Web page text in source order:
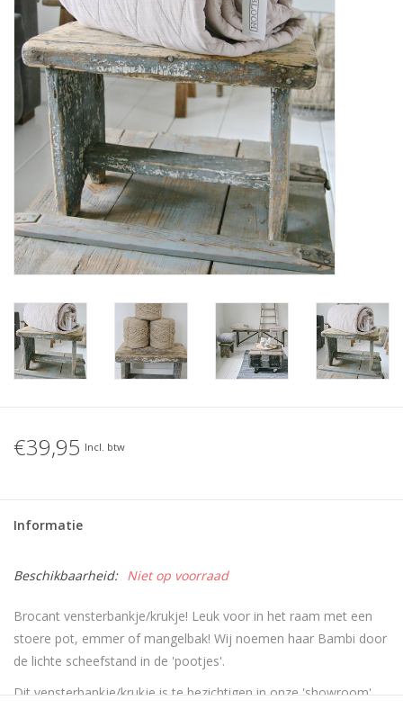
SALE
KAMERS
ALGEMEEN
Merken
€39,95 Incl. btw
Informatie
Beschikbaarheid: Niet op voorraad
Brocant vensterbankje/krukje! Leuk voor in het raam met een
stoere pot, emmer of mangelbak! Wij noemen haar Bambi door
de lichte scheefstand in de 'pootjes'.
Dit vensterbankje/krukje is te bezichtigen in onze 'showroom'